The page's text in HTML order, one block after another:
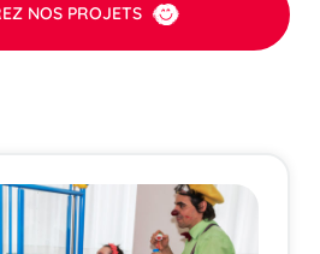
NOS PROJETS